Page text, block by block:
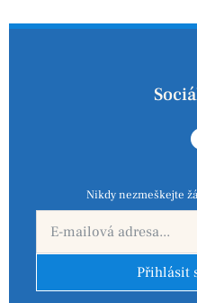
Nikdy nezmeškejte
Přihlásit